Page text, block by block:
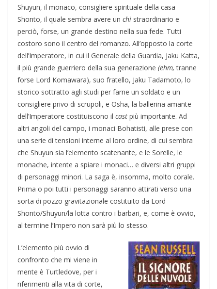
Shuyun, il monaco, consigliere spirituale della casa
Shonto, il quale sembra avere un chi straordinario e
perciò, forse, un grande destino nella sua fede. Tutti
costoro sono il centro del romanzo. All’opposto la corte
dell’Imperatore, in cui il Generale della Guardia, Jaku Katta,
il più grande guerriero della sua generazione (ehm, tranne
forse Lord Komawara), suo fratello, Jaku Tadamoto, lo
storico sottratto agli studi per farne un soldato e un
consigliere privo di scrupoli, e Osha, la ballerina amante
dell’Imperatore costituiscono il cast più importante. Ad
altri angoli del campo, i monaci Bohatisti, alle prese con
una serie di tensioni interne al loro ordine, di cui sembra
che Shuyun sia l’elemento scatenante, e le Sorelle, le
monache, intente a spiare i monaci… e diversi altri gruppi
di personaggi minori. La saga è, insomma, molto corale.
Prima o poi tutti i personaggi saranno attirati verso una
sorta di pozzo gravitazionale costituito da Lord
Shonto/Shuyun/la lotta contro i barbari, e, come è ovvio,
al termine l’Impero non sarà più lo stesso.
L’elemento più ovvio di
confronto che mi viene in
mente è Turtledove, per i
riferimenti alla vita di corte,